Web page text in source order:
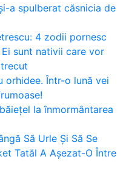
a spulberat căsnicia de
4 zodii pornesc
sunt nativii care vor
orhidee. Într-o lună vei
la înmormântarea
Să Urle Și Să Se
Tatăl A Așezat-O Între